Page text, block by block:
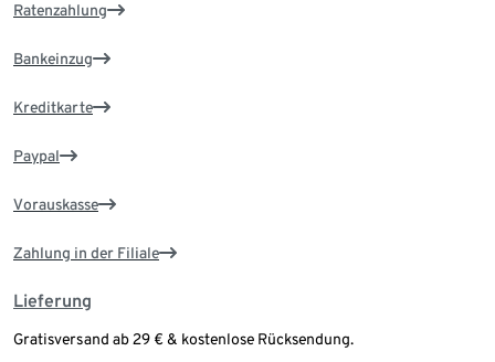
Ratenzahlung
Bankeinzug
Kreditkarte
Paypal
Vorauskasse
Zahlung in der Filiale
Lieferung
Gratisversand ab 29 € & kostenlose Rücksendung.